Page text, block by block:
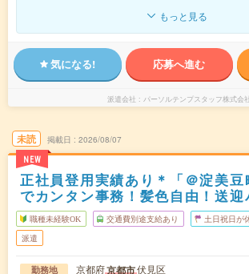
もっと見る
気になる! 応募へ進む
派遣会社 パーソルテンプスタッフ株式会社
未読
NEW
掲載日 2026/08/07
正社員登用実績あり＊「＠淀美
でカンタン事務！髪色自由！送迎
職種未経験OK 交通費別途支給あり 土日祝日が
派遣
勤務地 京都府京都市伏見区